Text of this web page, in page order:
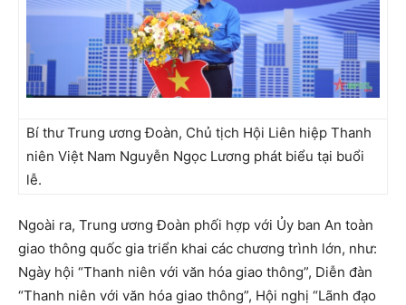
Bí thư Trung ương Đoàn, Chủ tịch Hội Liên hiệp Thanh
niên Việt Nam Nguyễn Ngọc Lương phát biểu tại buổi
lễ.
Ngoài ra, Trung ương Đoàn phối hợp với Ủy ban An toàn
giao thông quốc gia triển khai các chương trình lớn, như:
Ngày hội “Thanh niên với văn hóa giao thông”, Diễn đàn
“Thanh niên với văn hóa giao thông”, Hội nghị “Lãnh đạo